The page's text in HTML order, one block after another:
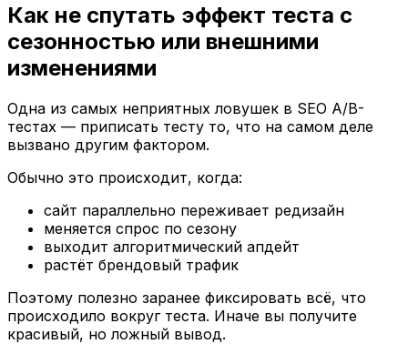
Как не спутать эффект теста с
сезонностью или внешними
изменениями
Одна из самых неприятных ловушек в SEO A/B-
тестах — приписать тесту то, что на самом деле
вызвано другим фактором.
Обычно это происходит, когда:
сайт параллельно переживает редизайн
меняется спрос по сезону
выходит алгоритмический апдейт
растёт брендовый трафик
Поэтому полезно заранее фиксировать всё, что
происходило вокруг теста. Иначе вы получите
красивый, но ложный вывод.